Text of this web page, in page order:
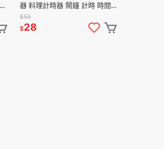
器 料理計時器 鬧鐘 計時 時間
鬧鐘 【Y523】
$59
$28